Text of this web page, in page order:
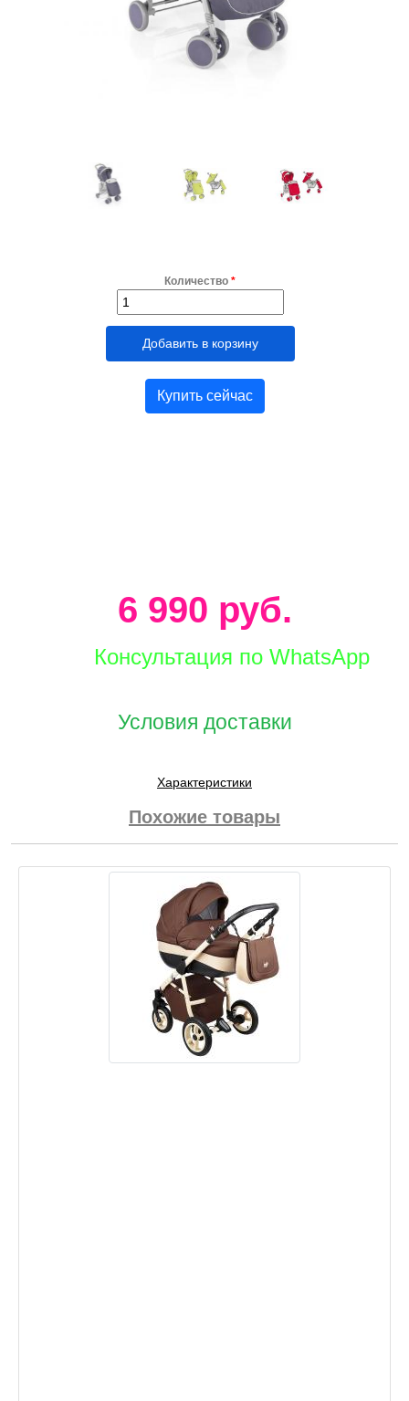
Количество *
Купить сейчас
6 990 руб.
Консультация по WhatsApp
Условия доставки
Характеристики
Похожие товары